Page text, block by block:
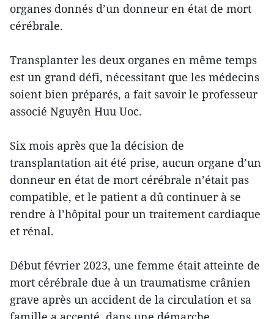
organes donnés d’un donneur en état de mort
cérébrale.
Transplanter les deux organes en même temps
est un grand défi, nécessitant que les médecins
soient bien préparés, a fait savoir le professeur
associé Nguyên Huu Uoc.
Six mois après que la décision de
transplantation ait été prise, aucun organe d’un
donneur en état de mort cérébrale n’était pas
compatible, et le patient a dû continuer à se
rendre à l’hôpital pour un traitement cardiaque
et rénal.
Début février 2023, une femme était atteinte de
mort cérébrale due à un traumatisme crânien
grave après un accident de la circulation et sa